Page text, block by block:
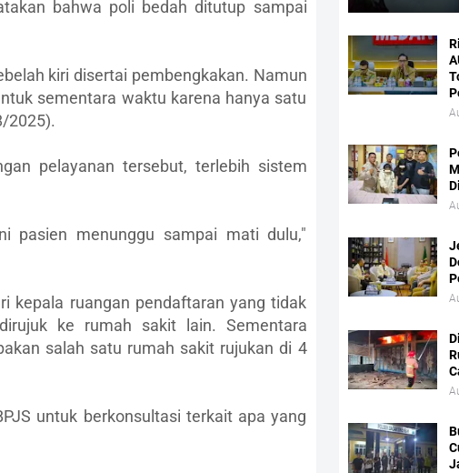
bahwa poli bedah ditutup sampai
kiri disertai pembengkakan. Namun
sementara waktu karena hanya satu
2025).
pelayanan tersebut, terlebih sistem
pasien menunggu sampai mati dulu,"
kepala ruangan pendaftaran yang tidak
ke rumah sakit lain. Sementara
salah satu rumah sakit rujukan di 4
untuk berkonsultasi terkait apa yang